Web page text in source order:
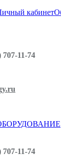
кабинет
11-74
11-74